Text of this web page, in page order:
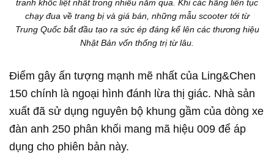
tranh khốc liệt nhất trong nhiều năm qua. Khi các hãng liên tục
chạy đua về trang bị và giá bán, những mẫu scooter tới từ
Trung Quốc bắt đầu tạo ra sức ép đáng kể lên các thương hiệu
Nhật Bản vốn thống trị từ lâu.
Điểm gây ấn tượng mạnh mẽ nhất của Ling&Chen
150 chính là ngoại hình đánh lừa thị giác. Nhà sản
xuất đã sử dụng nguyên bộ khung gầm của dòng xe
đàn anh 250 phân khối mang mã hiệu 009 để áp
dụng cho phiên bản này.